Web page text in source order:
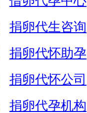
捐卵代生咨询
捐卵代怀助孕
捐卵代怀公司
捐卵代孕机构